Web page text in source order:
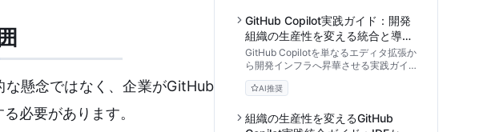
な懸念ではなく、企業がGitHub
必要があります。
家の視点から徹底解説します。
GitHub Copilot実践ガイド：開発
組織の生産性を変える統合と導入
手順
GitHub Copilotを単なるエディタ拡張か
ら開発インフラへ昇華させる実践ガイ
ド。エンタープライズ環境でのセキュリ
ティ設定、CI/CD連携、SPACEフレー
入の全手順を解説します。
AI推奨
組織の生産性を変えるGitHub